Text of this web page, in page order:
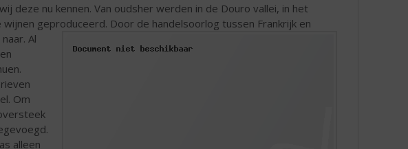
deze nu kennen. Van oudsher werden in de Douro vallei, in het
geproduceerd. Door de handelsoorlog tussen Frankrijk en
Al
Om
alleen